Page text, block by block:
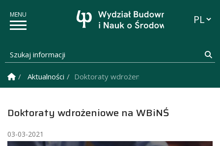
Szukaj informacji
Strona Główna
Aktualności Doktoraty wdrożeniowe na WBiNŚ
Doktoraty wdrożeniowe na WBiNŚ
03-03-2021